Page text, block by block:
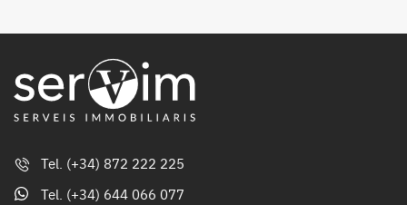
Tel. (+34) 872 222 225
Tel. (+34) 644 066 077